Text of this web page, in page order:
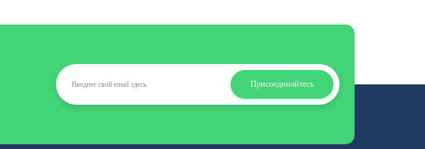
Присоединяйтесь